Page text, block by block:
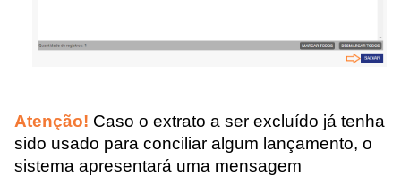
Atenção! Caso o extrato a ser excluído já tenha
sido usado para conciliar algum lançamento, o
sistema apresentará uma mensagem